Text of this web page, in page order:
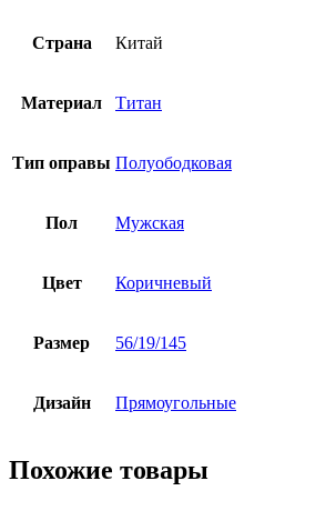
Страна Китай
Материал Титан
Тип оправы Полуободковая
Пол Мужская
Цвет Коричневый
Размер 56/19/145
Дизайн Прямоугольные
Похожие товары